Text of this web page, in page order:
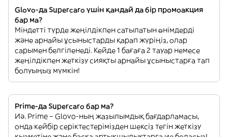
Glovo-да Supercaro үшін қандай да бір промоакция
бар ма?
Міндетті түрде жеңілдікпен сатылатын өнімдерді
және арнайы ұсыныстарды қарап жүріңіз, олар
сарымен белгіленеді. Кейде 1 бағаға 2 тауар немесе
жеңілдікпен жеткізу сияқты арнайы ұсыныстарға тап
болуыңыз мүмкін!
Prime-да Supercaro бар ма?
Иә. Prime – Glovo-ның жазылымдық бағдарламасы,
онда кейбір серіктестерімізден шексіз тегін жеткізу